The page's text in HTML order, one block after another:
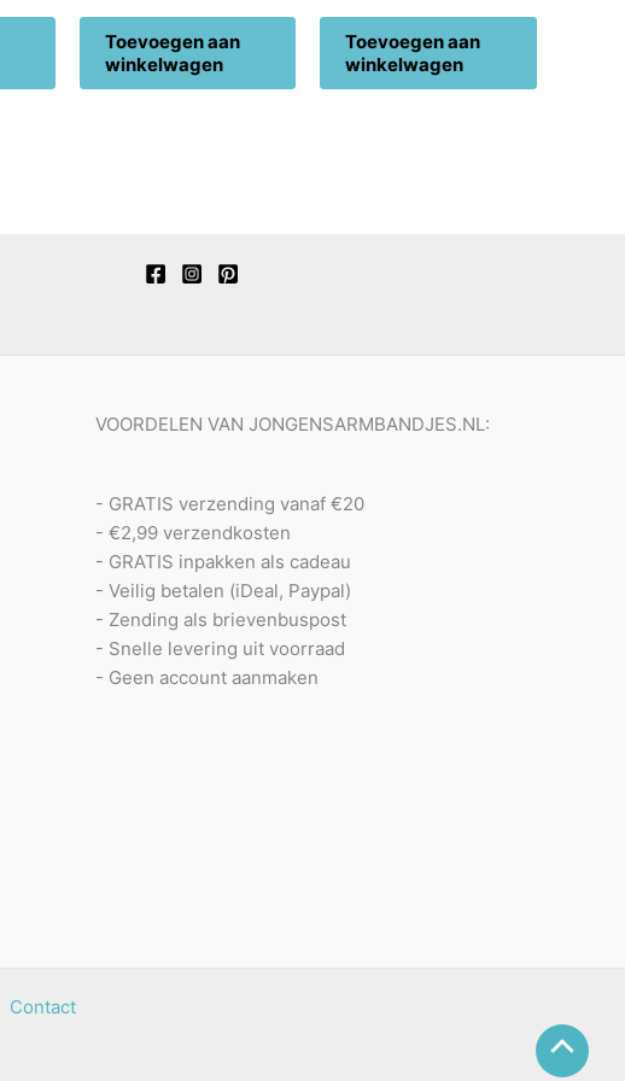
Toevoegen aan
winkelwagen
Toevoegen aan
winkelwagen
VOORDELEN VAN JONGENSARMBANDJES.NL:
- GRATIS verzending vanaf €20
- €2,99 verzendkosten
- GRATIS inpakken als cadeau
- Veilig betalen (iDeal, Paypal)
- Zending als brievenbuspost
- Snelle levering uit voorraad
- Geen account aanmaken
Contact